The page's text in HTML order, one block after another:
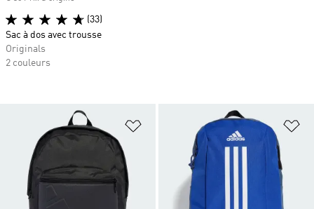
Ajouter à la Liste de produits
(33)
Sac à dos avec trousse
Originals
2 couleurs